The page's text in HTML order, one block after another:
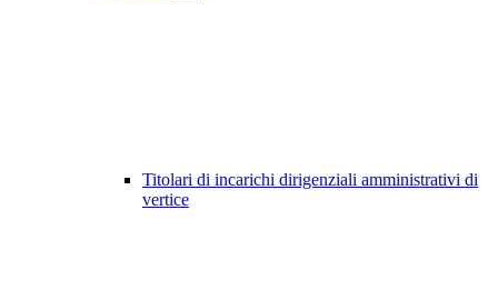
Titolari di incarichi dirigenziali amministrativi di
vertice